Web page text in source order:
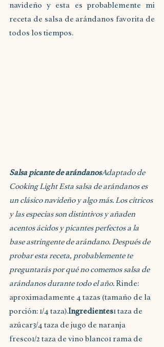
navideño y esta es probablemente mi
receta de salsa de arándanos favorita de
todos los tiempos.
Salsa picante de arándanosAdaptado de
Cooking Light Esta salsa de arándanos es
un clásico navideño y algo más. Los cítricos
y las especias son distintivos y añaden
acentos ácidos y picantes perfectos a la
base astringente de arándano. Después de
probar esta receta, probablemente te
preguntarás por qué no comemos salsa de
arándanos durante todo el año. Rinde:
aproximadamente 4 tazas (tamaño de la
porción: 1/4 taza).Ingredientes1 taza de
azúcar3/4 taza de jugo de naranja
fresco1/2 taza de vino blanco1 rama de